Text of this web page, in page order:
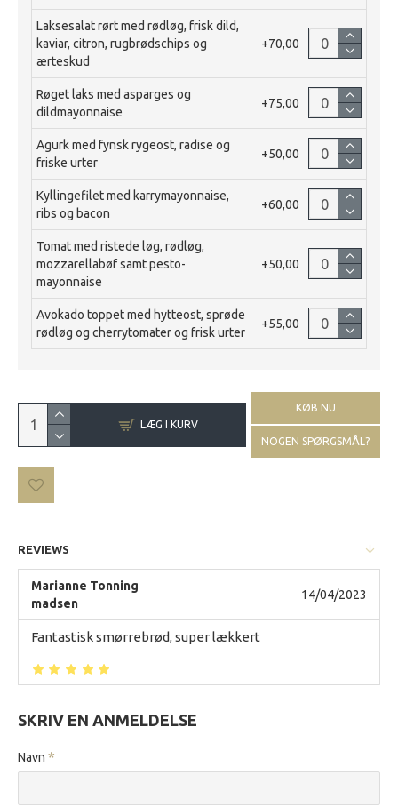
Laksesalat rørt med rødløg, frisk dild,
kaviar, citron, rugbrødschips og
ærteskud
+70,00
Røget laks med asparges og
dildmayonnaise
+75,00
Agurk med fynsk rygeost, radise og
friske urter
+50,00
Kyllingefilet med karrymayonnaise,
ribs og bacon
+60,00
Tomat med ristede løg, rødløg,
mozzarellabøf samt pesto-
mayonnaise
+50,00
Avokado toppet med hytteost, sprøde
rødløg og cherrytomater og frisk urter
+55,00
LÆG I KURV
KØB NU
NOGEN SPØRGSMÅL?
REVIEWS
Marianne Tonning
madsen
14/04/2023
Fantastisk smørrebrød, super lækkert
SKRIV EN ANMELDELSE
Navn